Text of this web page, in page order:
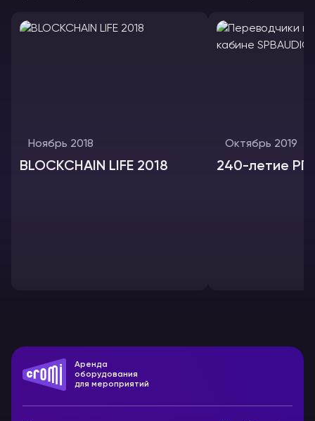
Ноябрь 2018
BLOCKCHAIN LIFE 2018
Октябрь 2019
240-летие
Аренда
оборудования
для мероприятий